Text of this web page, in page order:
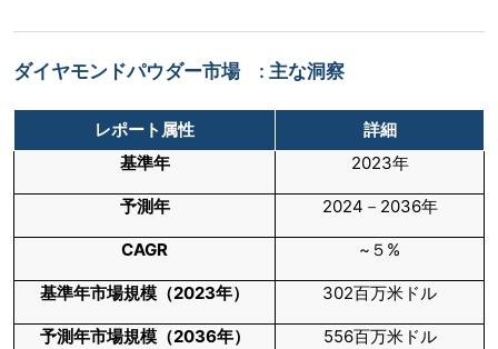
ダイヤモンドパウダー市場 : 主な洞察
レポート属性
詳細
基準年
2023年
予測年 2024－2036年
CAGR ~５%
基準年市場規模（2023年） 302百万米ドル
予測年市場規模（2036年） 556百万米ドル